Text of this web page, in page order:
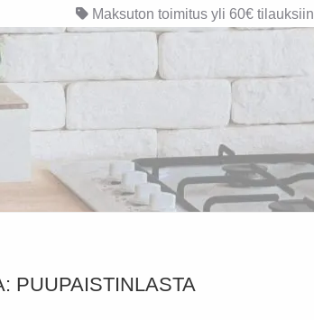
Maksuton toimitus yli 60€ tilauksiin
PUUPAISTINLASTA